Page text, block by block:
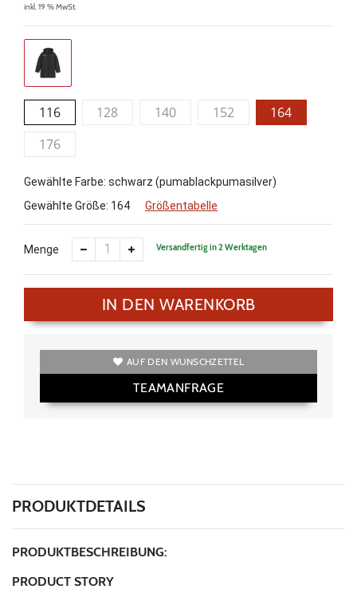
inkl. 19 % MwSt.
116 128 140 152
164
176
Gewählte Farbe: schwarz (pumablackpumasilver)
Gewählte Größe: 164 Größentabelle
Menge Versandfertig in 2 Werktagen
IN DEN WARENKORB
AUF DEN WUNSCHZETTEL
TEAMANFRAGE
PRODUKTDETAILS
PRODUKTBESCHREIBUNG:
PRODUCT STORY